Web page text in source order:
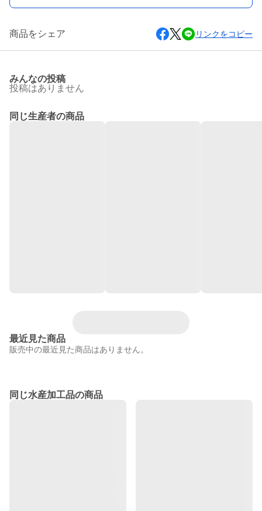
商品をシェア リンクをコピー
みんなの投稿
投稿はありません
同じ生産者の商品
最近見た商品
販売中の最近見た商品はありません。
同じ水産加工品の商品